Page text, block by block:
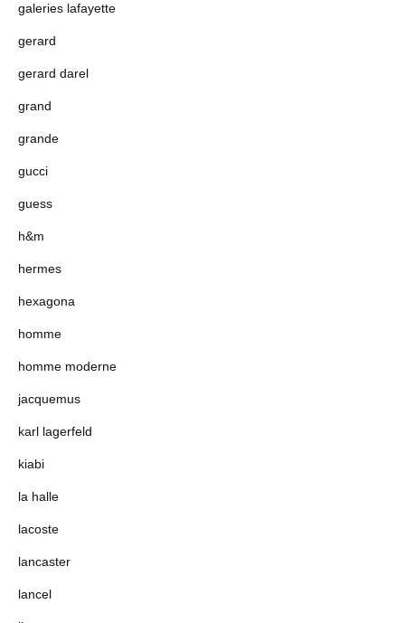
galeries lafayette
gerard
gerard darel
grand
grande
gucci
guess
h&m
hermes
hexagona
homme
homme moderne
jacquemus
karl lagerfeld
kiabi
la halle
lacoste
lancaster
lancel